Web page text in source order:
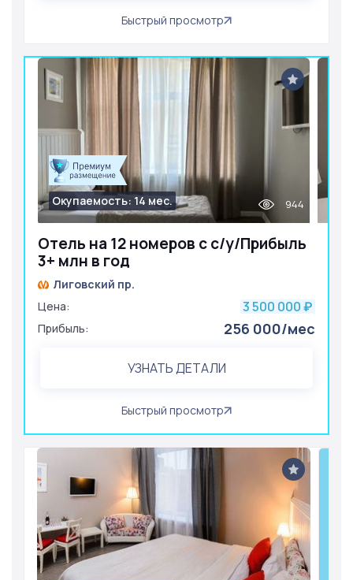
Быстрый просмотр
Отель на 12 номеров с с/у/Прибыль
3+ млн в год
Окупаемость: 14 мес. 944
Лиговский пр.
Цена:
3 500 000 ₽
Прибыль: 256 000/мес
УЗНАТЬ ДЕТАЛИ
Быстрый просмотр